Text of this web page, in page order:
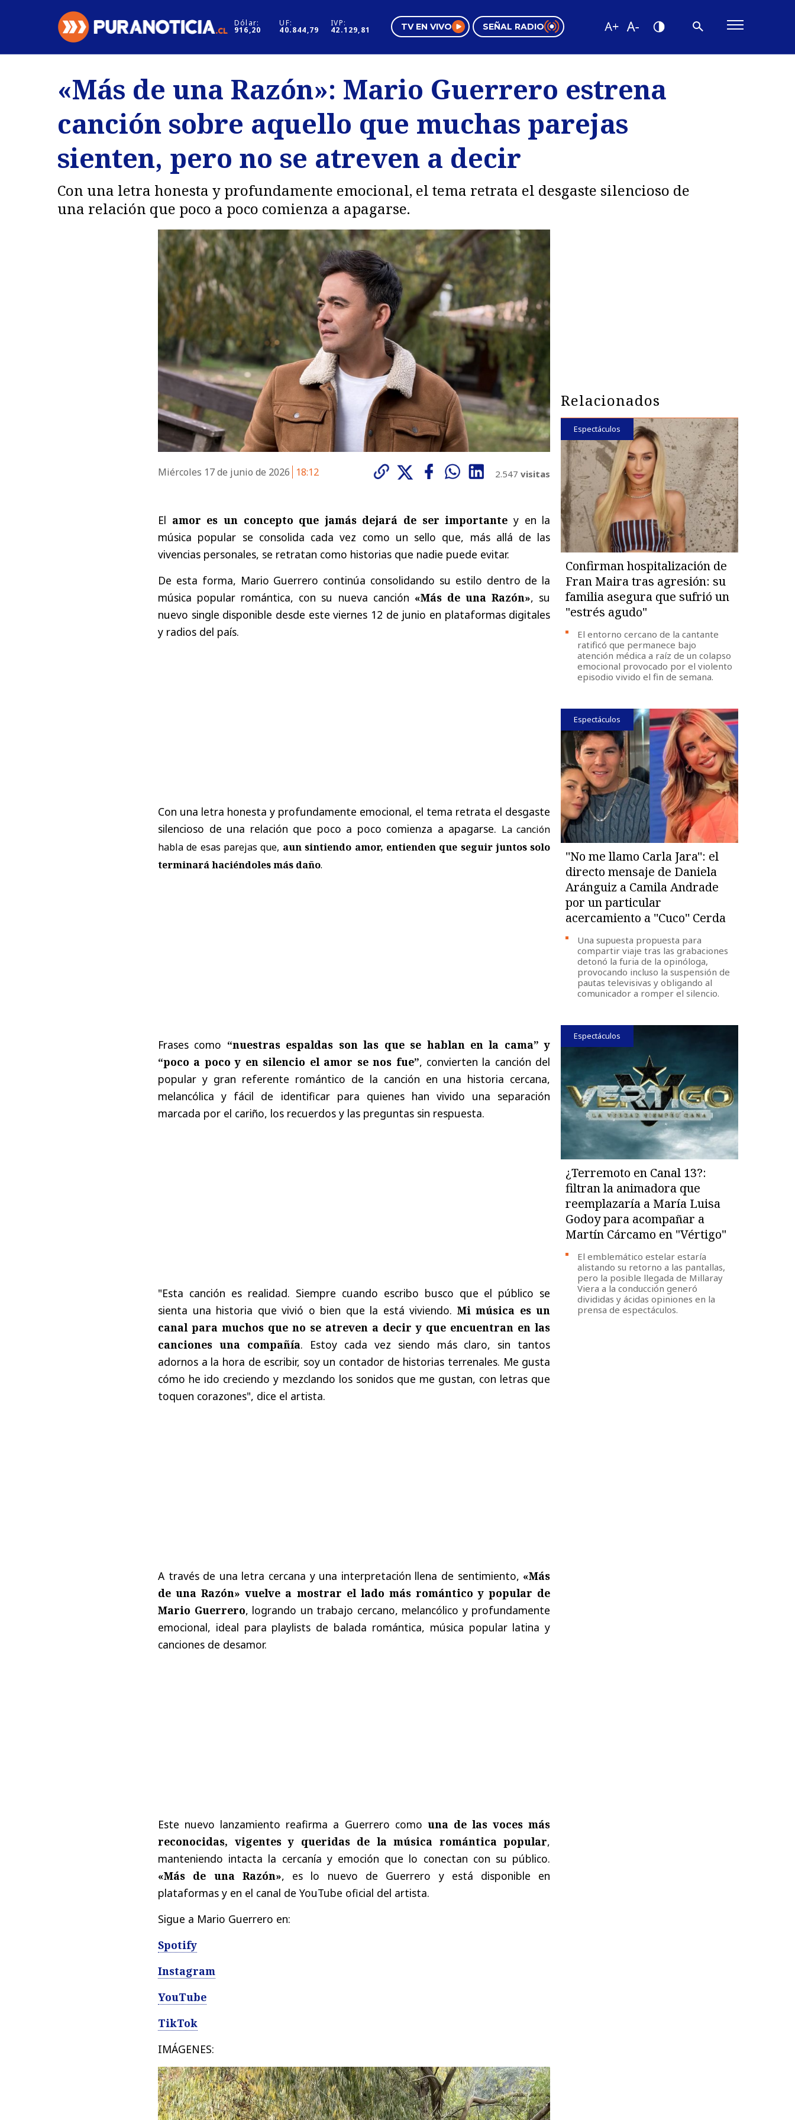
Dólar:
916,20
UF:
40.844,79
IVP:
42.129,81 TV EN VIVO SEÑAL RADIO
Regiones
Deportes
Internacional
Motores
Negocios
Pura Mujer
Tendencias
Videos
«Más de una Razón»: Mario Guerrero estrena
canción sobre aquello que muchas parejas
sienten, pero no se atreven a decir
Con una letra honesta y profundamente emocional, el tema retrata el desgaste silencioso de
una relación que poco a poco comienza a apagarse.
Miércoles 17 de junio de 2026 18:12 2.547 visitas
El amor es un concepto que jamás dejará de ser importante y en la
música popular se consolida cada vez como un sello que, más allá de las
vivencias personales, se retratan como historias que nadie puede evitar.
De esta forma, Mario Guerrero continúa consolidando su estilo dentro de la
música popular romántica, con su nueva canción «Más de una Razón», su
nuevo single disponible desde este viernes 12 de junio en plataformas digitales
y radios del país.
Con una letra honesta y profundamente emocional, el tema retrata el desgaste
silencioso de una relación que poco a poco comienza a apagarse. La canción
habla de esas parejas que, aun sintiendo amor, entienden que seguir juntos solo
terminará haciéndoles más daño.
Frases como “nuestras espaldas son las que se hablan en la cama” y
“poco a poco y en silencio el amor se nos fue”, convierten la canción del
popular y gran referente romántico de la canción en una historia cercana,
melancólica y fácil de identificar para quienes han vivido una separación
marcada por el cariño, los recuerdos y las preguntas sin respuesta.
"Esta canción es realidad. Siempre cuando escribo busco que el público se
sienta una historia que vivió o bien que la está viviendo. Mi música es un
canal para muchos que no se atreven a decir y que encuentran en las
canciones una compañía. Estoy cada vez siendo más claro, sin tantos
adornos a la hora de escribir, soy un contador de historias terrenales. Me gusta
cómo he ido creciendo y mezclando los sonidos que me gustan, con letras que
toquen corazones", dice el artista.
A través de una letra cercana y una interpretación llena de sentimiento, «Más
de una Razón» vuelve a mostrar el lado más romántico y popular de
Mario Guerrero, logrando un trabajo cercano, melancólico y profundamente
emocional, ideal para playlists de balada romántica, música popular latina y
canciones de desamor.
Este nuevo lanzamiento reafirma a Guerrero como una de las voces más
reconocidas, vigentes y queridas de la música romántica popular,
manteniendo intacta la cercanía y emoción que lo conectan con su público.
«Más de una Razón», es lo nuevo de Guerrero y está disponible en
plataformas y en el canal de YouTube oficial del artista.
Sigue a Mario Guerrero en:
Spotify
Instagram
YouTube
TikTok
IMÁGENES:
Relacionados
Espectáculos
Confirman hospitalización de
Fran Maira tras agresión: su
familia asegura que sufrió un
"estrés agudo"
El entorno cercano de la cantante
ratificó que permanece bajo
atención médica a raíz de un colapso
emocional provocado por el violento
episodio vivido el fin de semana.
Espectáculos
''No me llamo Carla Jara'': el
directo mensaje de Daniela
Aránguiz a Camila Andrade
por un particular
acercamiento a ''Cuco'' Cerda
Una supuesta propuesta para
compartir viaje tras las grabaciones
detonó la furia de la opinóloga,
provocando incluso la suspensión de
pautas televisivas y obligando al
comunicador a romper el silencio.
Espectáculos
¿Terremoto en Canal 13?:
filtran la animadora que
reemplazaría a María Luisa
Godoy para acompañar a
Martín Cárcamo en "Vértigo"
El emblemático estelar estaría
alistando su retorno a las pantallas,
pero la posible llegada de Millaray
Viera a la conducción generó
divididas y ácidas opiniones en la
prensa de espectáculos.